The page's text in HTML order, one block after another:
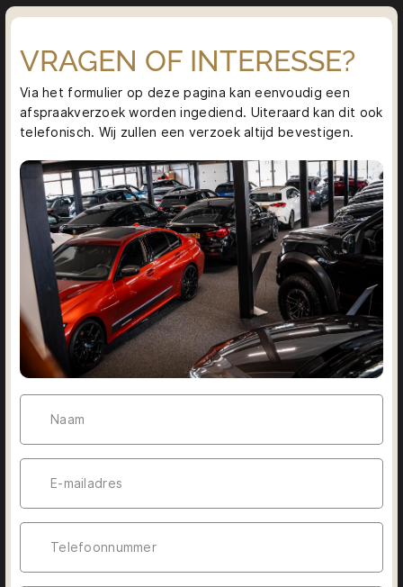
VRAGEN OF INTERESSE?
Via het formulier op deze pagina kan eenvoudig een
afspraakverzoek worden ingediend. Uiteraard kan dit ook
telefonisch. Wij zullen een verzoek altijd bevestigen.